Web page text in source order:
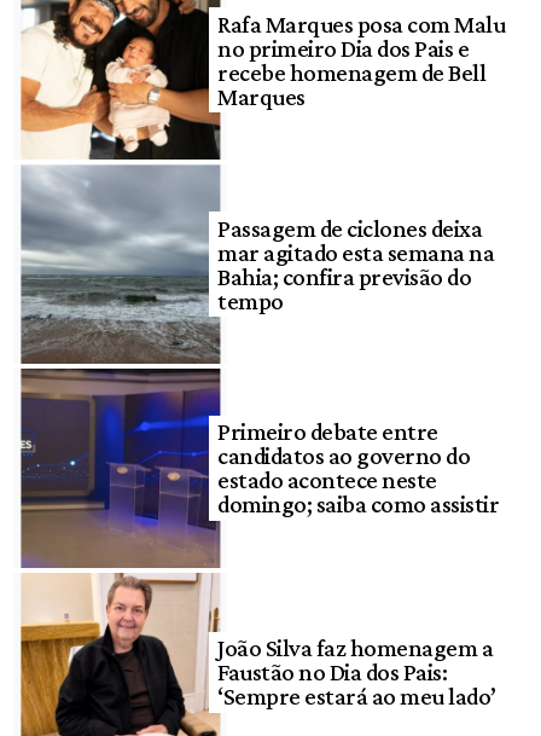
Rafa Marques posa com Malu
no primeiro Dia dos Pais e
recebe homenagem de Bell
Marques
Passagem de ciclones deixa
mar agitado esta semana na
Bahia; confira previsão do
tempo
Primeiro debate entre
candidatos ao governo do
estado acontece neste
domingo; saiba como assistir
João Silva faz homenagem a
Faustão no Dia dos Pais:
‘Sempre estará ao meu lado’